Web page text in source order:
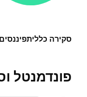
סקירה כלליתפיננסים
פונדמנטל